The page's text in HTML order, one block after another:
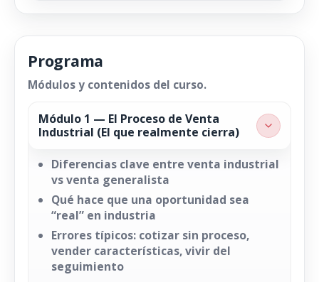
Programa
Módulos y contenidos del curso.
Módulo 1 — El Proceso de Venta
Industrial (El que realmente cierra)
Diferencias clave entre venta industrial
vs venta generalista
Qué hace que una oportunidad sea
“real” en industria
Errores típicos: cotizar sin proceso,
vender características, vivir del
seguimiento